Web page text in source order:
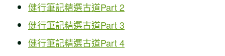
健行筆記精選古道Part 2
健行筆記精選古道Part 3
健行筆記精選古道Part 4